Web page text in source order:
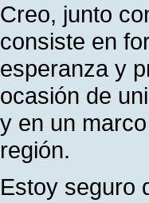
Creo, junto
consiste en
esperanza y
ocasión de
y en un
región.
Estoy seguro